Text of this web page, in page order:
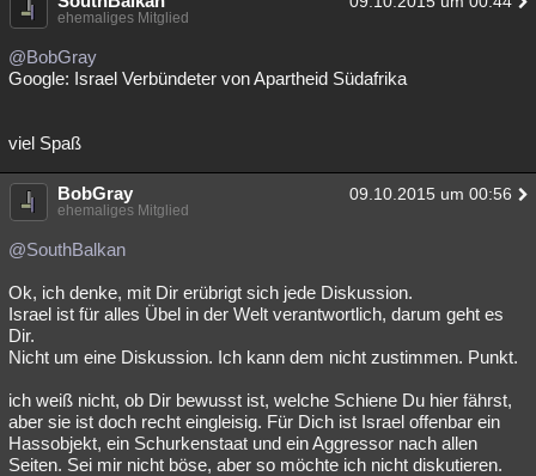
ehemaliges Mitglied
@BobGray
Google: Israel Verbündeter von Apartheid Südafrika
viel Spaß
BobGray 09.10.2015 um 00:56
ehemaliges Mitglied
@SouthBalkan
Ok, ich denke, mit Dir erübrigt sich jede Diskussion.
Israel ist für alles Übel in der Welt verantwortlich, darum geht es
Dir.
Nicht um eine Diskussion. Ich kann dem nicht zustimmen. Punkt.
ich weiß nicht, ob Dir bewusst ist, welche Schiene Du hier fährst,
aber sie ist doch recht eingleisig. Für Dich ist Israel offenbar ein
Hassobjekt, ein Schurkenstaat und ein Aggressor nach allen
Seiten. Sei mir nicht böse, aber so möchte ich nicht diskutieren.